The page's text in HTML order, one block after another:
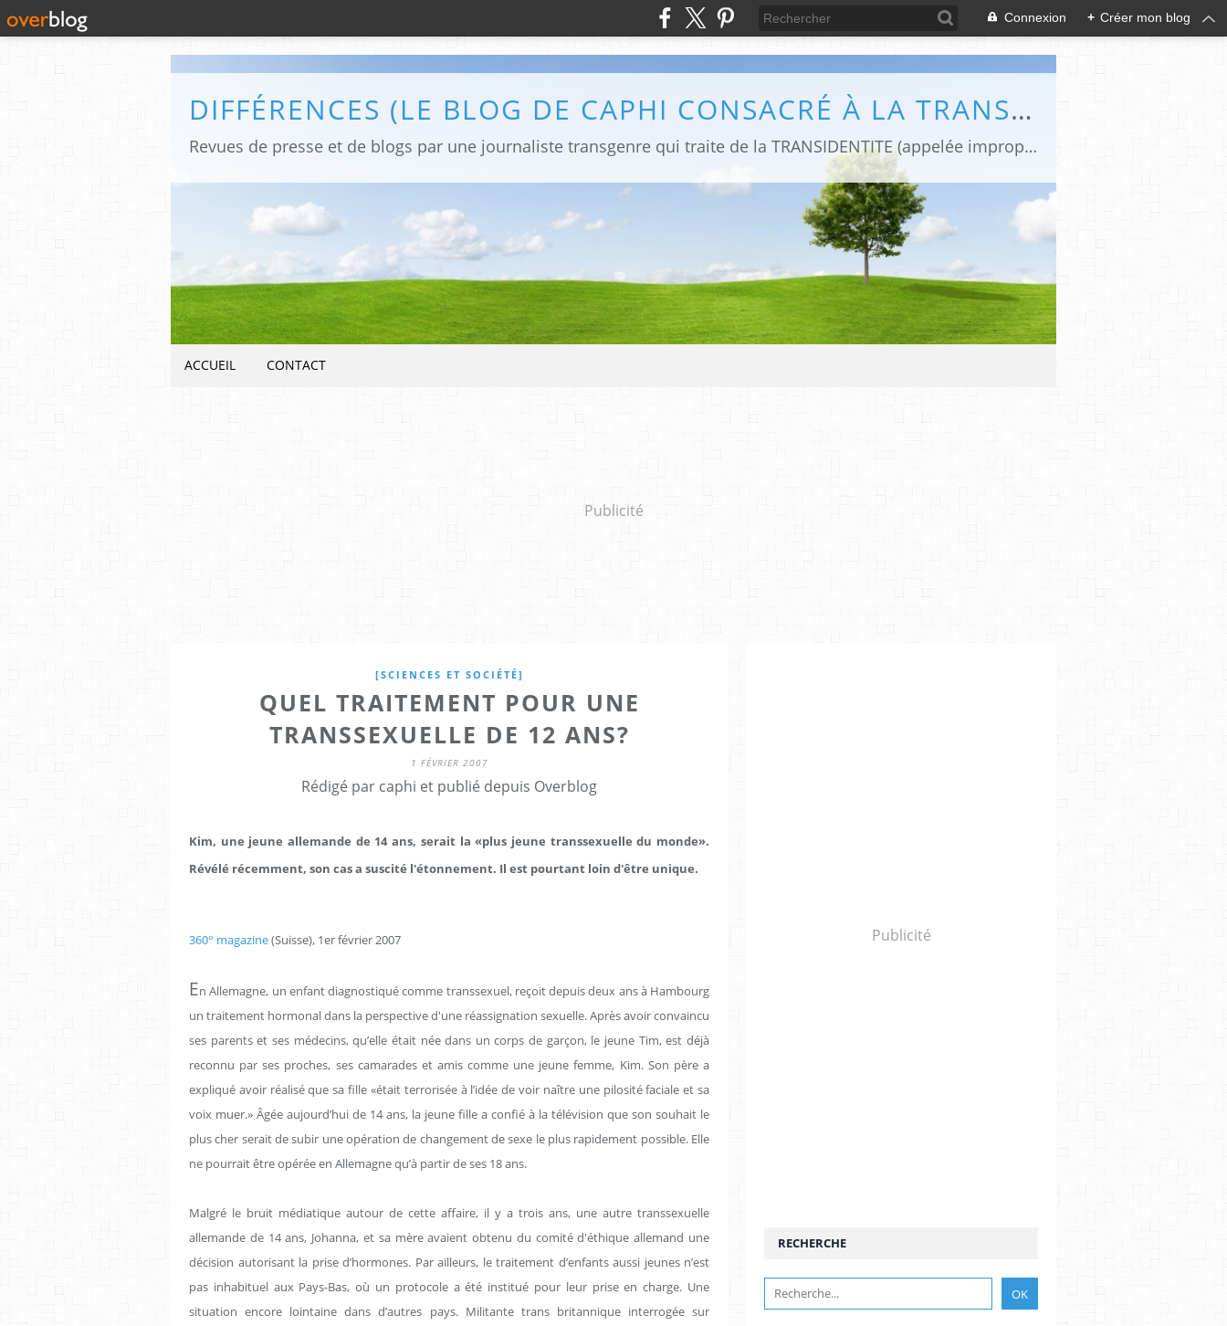
Connexion + Créer mon blog
DIFFÉRENCES (LE BLOG DE CAPHI CONSACRÉ À LA TRANSIDENTITE ET L'INTERSEXUATION)
Revues de presse et de blogs par une journaliste transgenre qui traite de la TRANSIDENTITE (appelée improprement "transsexualité").Le blog "Différences" est devenu aujourd'hui une REFERENCE FRANCOPHONE sur la TRANSIDENTITE
ACCUEIL CONTACT
Publicité
[SCIENCES ET SOCIÉTÉ]
QUEL TRAITEMENT POUR UNE
TRANSSEXUELLE DE 12 ANS?
1 FÉVRIER 2007
Rédigé par caphi et publié depuis Overblog
Kim, une jeune allemande de 14 ans, serait la «plus jeune transsexuelle du monde».
Révélé récemment, son cas a suscité l'étonnement. Il est pourtant loin d'être unique.
360° magazine(Suisse), 1er février 2007
En Allemagne, un enfant diagnostiqué comme transsexuel, reçoit depuis deux ans à Hambourg
un traitement hormonal dans la perspective d'une réassignation sexuelle. Après avoir convaincu
ses parents et ses médecins, qu’elle était née dans un corps de garçon, le jeune Tim, est déjà
reconnu par ses proches, ses camarades et amis comme une jeune femme, Kim. Son père a
expliqué avoir réalisé que sa fille «était terrorisée à l’idée de voir naître une pilosité faciale et sa
voix muer.» Âgée aujourd’hui de 14 ans, la jeune fille a confié à la télévision que son souhait le
plus cher serait de subir une opération de changement de sexe le plus rapidement possible. Elle
ne pourrait être opérée en Allemagne qu’à partir de ses 18 ans.
Malgré le bruit médiatique autour de cette affaire, il y a trois ans, une autre transsexuelle
allemande de 14 ans, Johanna, et sa mère avaient obtenu du comité d'éthique allemand une
décision autorisant la prise d’hormones. Par ailleurs, le traitement d’enfants aussi jeunes n’est
pas inhabituel aux Pays-Bas, où un protocole a été institué pour leur prise en charge. Une
situation encore lointaine dans d’autres pays. Militante trans britannique interrogée sur
Publicité
RECHERCHE